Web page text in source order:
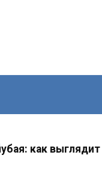
как выглядит